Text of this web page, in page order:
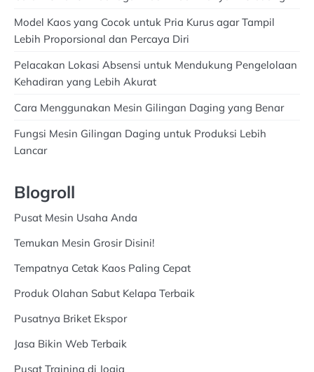
Model Kaos yang Cocok untuk Pria Kurus agar Tampil
Lebih Proporsional dan Percaya Diri
Pelacakan Lokasi Absensi untuk Mendukung Pengelolaan
Kehadiran yang Lebih Akurat
Cara Menggunakan Mesin Gilingan Daging yang Benar
Fungsi Mesin Gilingan Daging untuk Produksi Lebih
Lancar
Blogroll
Pusat Mesin Usaha Anda
Temukan Mesin Grosir Disini!
Tempatnya Cetak Kaos Paling Cepat
Produk Olahan Sabut Kelapa Terbaik
Pusatnya Briket Ekspor
Jasa Bikin Web Terbaik
Pusat Training di Jogja